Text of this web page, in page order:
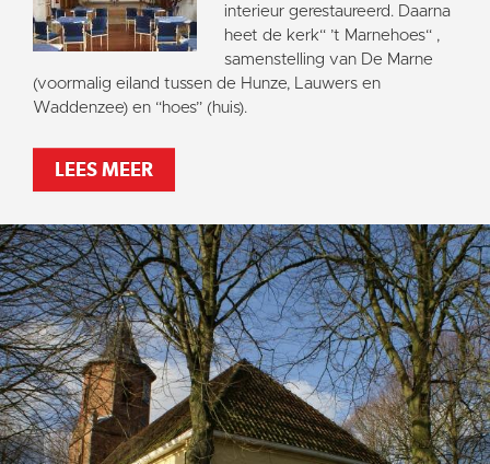
interieur gerestaureerd. Daarna
heet de kerk“ ’t Marnehoes“ ,
samenstelling van De Marne
(voormalig eiland tussen de Hunze, Lauwers en
Waddenzee) en “hoes” (huis).
LEES MEER